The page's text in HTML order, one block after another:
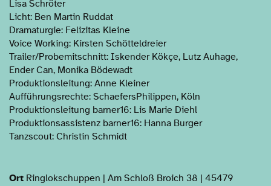
Lisa Schröter
Licht: Ben Martin Ruddat
Dramaturgie: Felizitas Kleine
Voice Working: Kirsten Schötteldreier
Trailer/Probemitschnitt: Iskender Kökçe, Lutz Auhage,
Ender Can, Monika Bödewadt
Produktionsleitung: Anne Kleiner
Aufführungsrechte: SchaefersPhilippen, Köln
Produktionsleitung barner16: Lis Marie Diehl
Produktionsassistenz barner16: Hanna Burger
Tanzscout: Christin Schmidt
Ort Ringlokschuppen | Am Schloß Broich 38 | 45479